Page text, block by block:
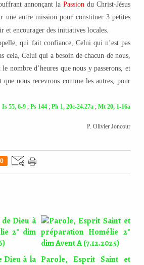
annonçant la Passion du Christ-Jésus
une autre mission pour constituer 3 petites
et encourager des initiatives locales.
qui fait confiance, Celui qui n’est pas
cela, Celui qui a besoin de chacun de nous,
nombre d’heures que nous y passerons, et
nous recevrons comme les autres, pour
Is 55, 6-9 ; Ps 144 ; Ph 1, 20c-24.27a ; Mt 20, 1-16a
P. Olivier Joncour
0
Dieu à la Parole, Esprit Saint et